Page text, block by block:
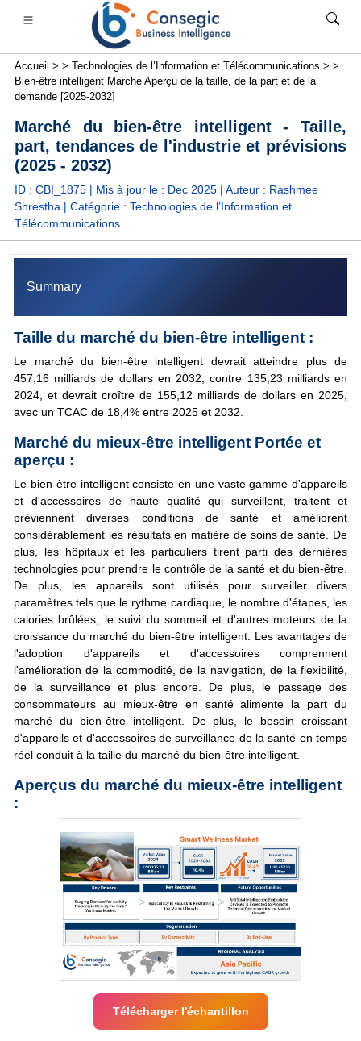
services financiers et assurance
• Biens de consommation
• étude de cas
Accueil > > Technologies de l’Information et Télécommunications > >
Bien-être intelligent Marché Aperçu de la taille, de la part et de la
demande [2025-2032]
Marché du bien-être intelligent - Taille,
part, tendances de l'industrie et prévisions
(2025 - 2032)
ID : CBI_1875 | Mis à jour le : Dec 2025| Auteur : Rashmee
Shrestha | Catégorie : Technologies de l’Information et
Télécommunications
Summary
Taille du marché du bien-être intelligent :
Le marché du bien-être intelligent devrait atteindre plus de
457,16 milliards de dollars en 2032, contre 135,23 milliards en
2024, et devrait croître de 155,12 milliards de dollars en 2025,
avec un TCAC de 18,4% entre 2025 et 2032.
Marché du mieux-être intelligent Portée et
aperçu :
Le bien-être intelligent consiste en une vaste gamme d'appareils
et d'accessoires de haute qualité qui surveillent, traitent et
préviennent diverses conditions de santé et améliorent
considérablement les résultats en matière de soins de santé. De
plus, les hôpitaux et les particuliers tirent parti des dernières
technologies pour prendre le contrôle de la santé et du bien-être.
De plus, les appareils sont utilisés pour surveiller divers
paramètres tels que le rythme cardiaque, le nombre d'étapes, les
calories brûlées, le suivi du sommeil et d'autres moteurs de la
croissance du marché du bien-être intelligent. Les avantages de
l'adoption d'appareils et d'accessoires comprennent
l'amélioration de la commodité, de la navigation, de la flexibilité,
de la surveillance et plus encore. De plus, le passage des
consommateurs au mieux-être en santé alimente la part du
marché du bien-être intelligent. De plus, le besoin croissant
d'appareils et d'accessoires de surveillance de la santé en temps
réel conduit à la taille du marché du bien-être intelligent.
Aperçus du marché du mieux-être intelligent
:
Télécharger l'échantillon